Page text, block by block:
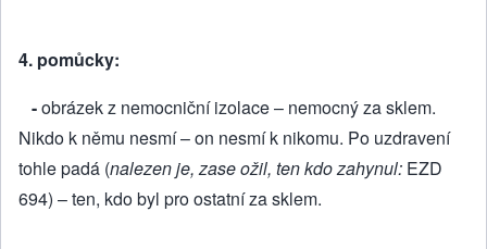
4. pomůcky:
-obrázek z nemocniční izolace – nemocný za sklem.
Nikdo k němu nesmí – on nesmí k nikomu. Po uzdravení
tohle padá (nalezen je, zase ožil, ten kdo zahynul: EZD
694) – ten, kdo byl pro ostatní za sklem.